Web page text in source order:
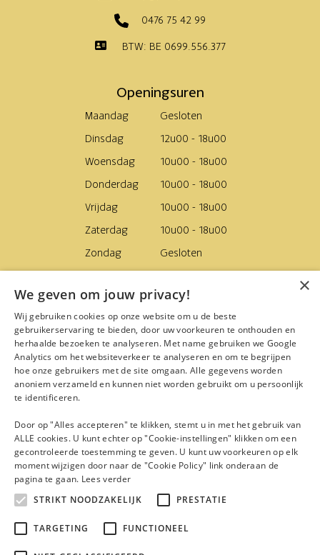
0476 75 42 99
BTW: BE 0699.556.377
Openingsuren
Maandag
Gesloten
Dinsdag
12u00 - 18u00
Woensdag
10u00 - 18u00
Donderdag
10u00 - 18u00
Vrijdag
10u00 - 18u00
Zaterdag
10u00 - 18u00
Zondag
Gesloten
Navigatie
Webshop
Winkel
Workshops
Momenten
Contact
×
We geven om jouw privacy!
Wij gebruiken cookies op onze website om u de beste
gebruikerservaring te bieden, door uw voorkeuren te onthouden en
herhaalde bezoeken te analyseren. Met name gebruiken we Google
Analytics om het websiteverkeer te analyseren en om te begrijpen
hoe onze gebruikers met de site omgaan. Alle gegevens worden
anoniem verzameld en kunnen niet worden gebruikt om u persoonlijk
te identificeren.
Door op "Alles accepteren" te klikken, stemt u in met het gebruik van
ALLE cookies. U kunt echter op "Cookie-instellingen" klikken om een
gecontroleerde toestemming te geven. U kunt uw voorkeuren op elk
moment wijzigen door naar de "Cookie Policy" link onderaan de
pagina te gaan. Lees verder
STRIKT NOODZAKELIJK
PRESTATIE
TARGETING FUNCTIONEEL